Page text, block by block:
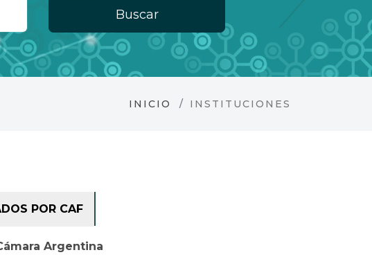
Buscar
INICIO INSTITUCIONES
POR CAF
Argentina